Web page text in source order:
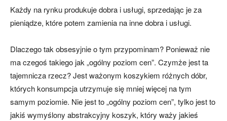
Każdy na rynku produkuje dobra i usługi, sprzedając je za
pieniądze, które potem zamienia na inne dobra i usługi.
Dlaczego tak obsesyjnie o tym przypominam? Ponieważ nie
ma czegoś takiego jak „ogólny poziom cen”. Czymże jest ta
tajemnicza rzecz? Jest ważonym koszykiem różnych dóbr,
których konsumpcja utrzymuje się mniej więcej na tym
samym poziomie. Nie jest to „ogólny poziom cen”, tylko jest to
jakiś wymyślony abstrakcyjny koszyk, który waży jakieś